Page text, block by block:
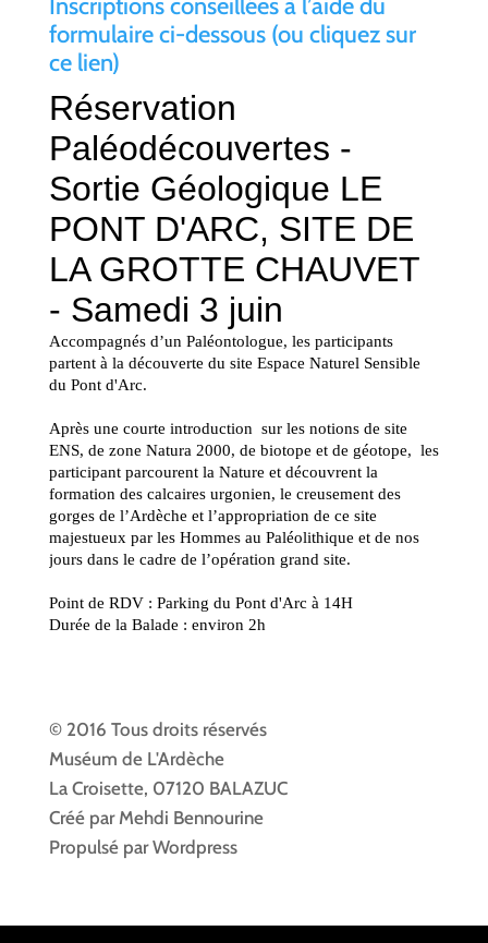
formulaire ci-dessous (ou cliquez sur
ce lien)
© 2016 Tous droits réservés
Muséum de L'Ardèche
La Croisette, 07120 BALAZUC
Créé par Mehdi Bennourine
Propulsé par Wordpress